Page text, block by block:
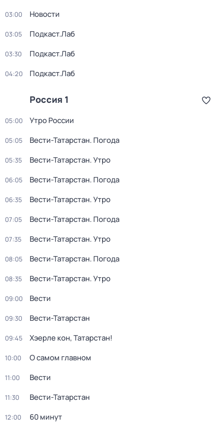
03:00 Новости
03:05 Подкаст.Лаб
03:30 Подкаст.Лаб
04:20 Подкаст.Лаб
Россия 1
05:00 Утро России
05:05 Вести-Татарстан. Погода
05:35 Вести-Татарстан. Утро
06:05 Вести-Татарстан. Погода
06:35 Вести-Татарстан. Утро
07:05 Вести-Татарстан. Погода
07:35 Вести-Татарстан. Утро
08:05 Вести-Татарстан. Погода
08:35 Вести-Татарстан. Утро
09:00 Вести
09:30 Вести-Татарстан
09:45 Хэерле кон, Татарстан!
10:00 О самом главном
11:00 Вести
11:30 Вести-Татарстан
12:00 60 минут